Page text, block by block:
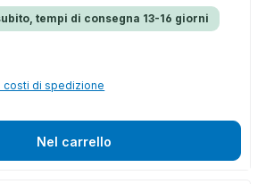
tempi di consegna 13-16 giorni
costi di spedizione
Nel carrello